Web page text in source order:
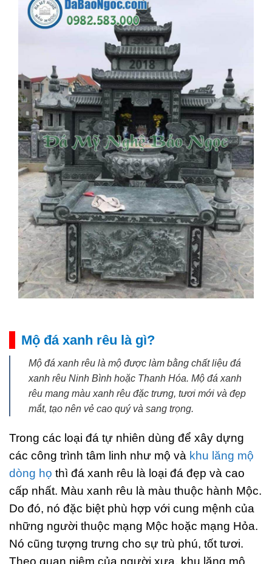
Mộ đá xanh rêu là gì?
Mộ đá xanh rêu là mộ được làm bằng chất liệu đá
xanh rêu Ninh Bình hoặc Thanh Hóa. Mộ đá xanh
rêu mang màu xanh rêu đặc trưng, tươi mới và đẹp
mắt, tạo nên vẻ cao quý và sang trọng.
Trong các loại đá tự nhiên dùng để xây dựng
các công trình tâm linh như mộ và khu lăng mộ
dòng họ thì đá xanh rêu là loại đá đẹp và cao
cấp nhất. Màu xanh rêu là màu thuộc hành Mộc.
Do đó, nó đặc biệt phù hợp với cung mệnh của
những người thuộc mạng Mộc hoặc mạng Hỏa.
Nó cũng tượng trưng cho sự trù phú, tốt tươi.
Theo quan niệm của người xưa, khu lăng mộ